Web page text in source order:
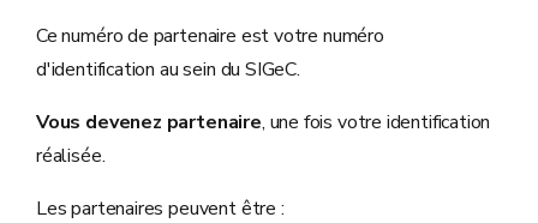
Ce numéro de partenaire est votre numéro
d'identification au sein du SIGeC.
Vous devenez partenaire, une fois votre identification
réalisée.
Les partenaires peuvent être :